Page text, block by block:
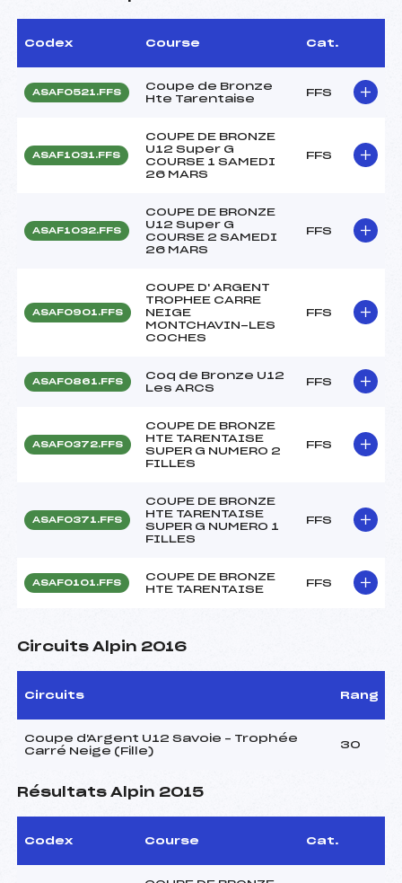
Codex Course Cat.
ASAF0521.FFS
Coupe de Bronze
Hte Tarentaise
FFS
ASAF1031.FFS
COUPE DE BRONZE
U12 Super G
COURSE 1 SAMEDI
26 MARS
FFS
ASAF1032.FFS
COUPE DE BRONZE
U12 Super G
COURSE 2 SAMEDI
26 MARS
FFS
ASAF0901.FFS
COUPE D' ARGENT
TROPHEE CARRE
NEIGE
MONTCHAVIN-LES
COCHES
FFS
ASAF0861.FFS
Coq de Bronze U12
Les ARCS
FFS
ASAF0372.FFS
COUPE DE BRONZE
HTE TARENTAISE
SUPER G NUMERO 2
FILLES
FFS
ASAF0371.FFS
COUPE DE BRONZE
HTE TARENTAISE
SUPER G NUMERO 1
FILLES
FFS
ASAF0101.FFS
COUPE DE BRONZE
HTE TARENTAISE
FFS
Circuits Alpin 2016
Circuits Rang
Coupe d'Argent U12 Savoie – Trophée
Carré Neige (Fille)
30
Résultats Alpin 2015
Codex Course Cat.